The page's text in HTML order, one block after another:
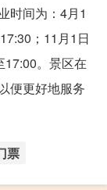
时间为：4月1
；11月1日
。景区在
便更好地服务
票